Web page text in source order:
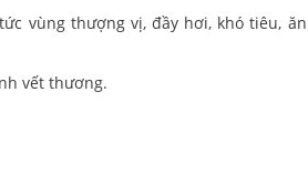
vùng thượng vị, đầy hơi, khó tiêu,
vết thương.